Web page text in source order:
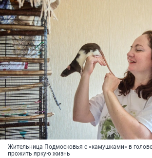
Жительница Подмосковья с «камушками» в голове
прожить яркую жизнь